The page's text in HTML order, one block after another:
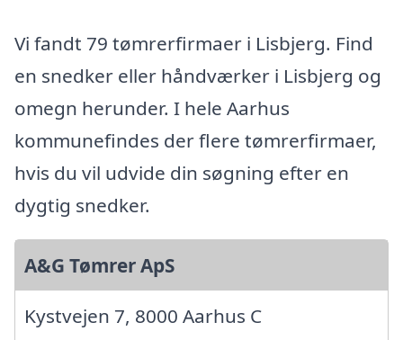
Vi fandt 79 tømrerfirmaer i Lisbjerg. Find
en snedker eller håndværker i Lisbjerg og
omegn herunder. I hele Aarhus
kommunefindes der flere tømrerfirmaer,
hvis du vil udvide din søgning efter en
dygtig snedker.
A&G Tømrer ApS
Kystvejen 7, 8000 Aarhus C